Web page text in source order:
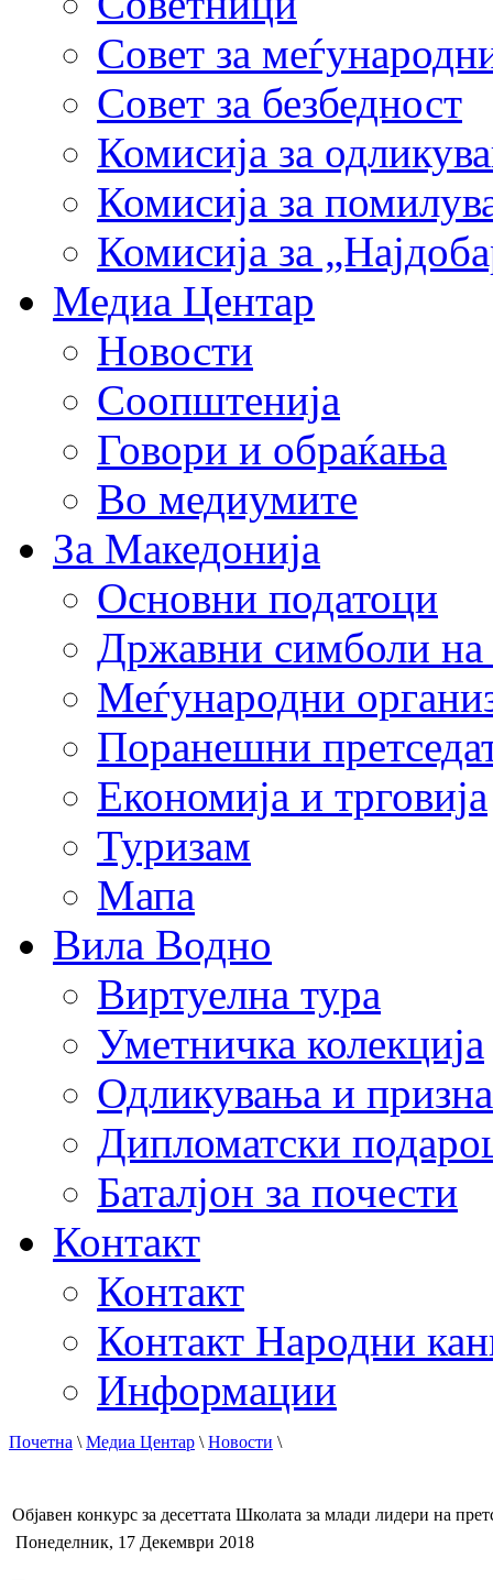
Совет за
Совет за безбедност
Комисија за
Комисија за
Комисија за
Медиа Центар
Новости
Соопштенија
Говори и обраќања
Во медиумите
За Македонија
Основни податоци
Државни симболи
Меѓународни
Поранешни
Економија и трговија
Туризам
Мапа
Вила Водно
Виртуелна тура
Уметничка колекција
Одликувања и
Дипломатски
Баталјон за почести
Контакт
Контакт
Контакт Народни
Информации
Почетна \Медиа Центар \Новости \
Објавен конкурс за десеттата Школата за млади лидери на
Понеделник, 17 Декември 2018